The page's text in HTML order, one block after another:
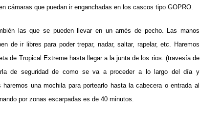
cámaras que puedan ir enganchadas en los cascos tipo GOPRO.
las que se pueden llevar en un arnés de pecho. Las manos
de ir libres para poder trepar, nadar, saltar, rapelar, etc. Haremos
de Tropical Extreme hasta llegar a la junta de los rios. (travesía de
de seguridad de como se va a proceder a lo largo del día y
una mochila para portearlo hasta la cabecera o entrada al
por zonas escarpadas es de 40 minutos.